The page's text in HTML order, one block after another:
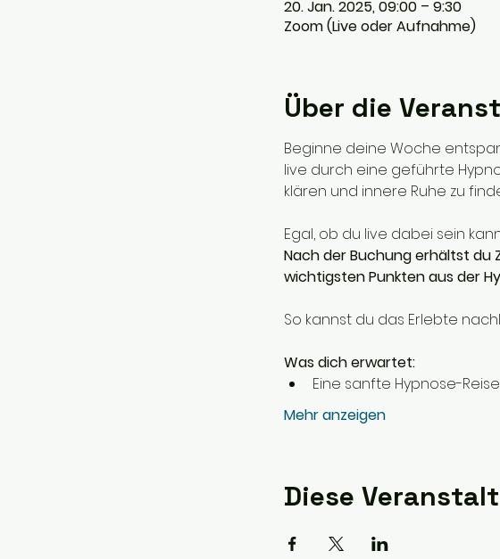
20. Jan. 2025, 09:00 – 9:30
Zoom (Live oder Aufnahme)
Über die
Beginne deine Woche
live durch eine geführte
klären und innere Ruhe zu
Egal, ob du live dabei sein
Nach der Buchung erhältst du
wichtigsten Punkten aus der
So kannst du das Erlebte
Was dich erwartet:
Eine sanfte Hypnose-
Mehr anzeigen
Diese